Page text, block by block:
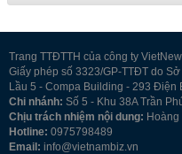
Trang TTĐTTH của công ty
Giấy phép số 3323/GP-TTĐT do
Lầu 5 - Compa Building - 293 Điện
Chi nhánh: Số 5 - Khu 38A Trần
Chịu trách nhiệm nội dung:
Hotline: 0975798489
Email: info@vietnambiz.vn